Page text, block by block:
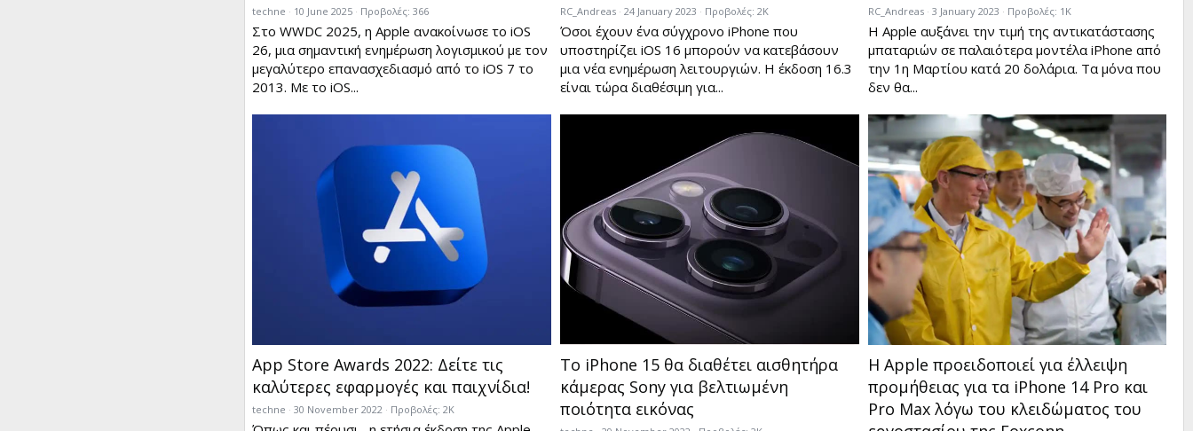
techne 10 June 2025 Προβολές: 366
Στο WWDC 2025, η Apple ανακοίνωσε το iOS
26, μια σημαντική ενημέρωση λογισμικού με τον
μεγαλύτερο επανασχεδιασμό από το iOS 7 το
2013. Με το iOS...
RC_Andreas 24 January 2023 Προβολές: 2K
Όσοι έχουν ένα σύγχρονο iPhone που
υποστηρίζει iOS 16 μπορούν να κατεβάσουν
μια νέα ενημέρωση λειτουργιών. Η έκδοση 16.3
είναι τώρα διαθέσιμη για...
RC_Andreas 3 January 2023 Προβολές: 1K
Η Apple αυξάνει την τιμή της αντικατάστασης
μπαταριών σε παλαιότερα μοντέλα iPhone από
την 1η Μαρτίου κατά 20 δολάρια. Τα μόνα που
δεν θα...
App Store Awards 2022: Δείτε τις
καλύτερες εφαρμογές και παιχνίδια!
techne 30 November 2022 Προβολές: 2K
Το iPhone 15 θα διαθέτει αισθητήρα
κάμερας Sony για βελτιωμένη
ποιότητα εικόνας
Η Apple προειδοποιεί για έλλειψη
προμήθειας για τα iPhone 14 Pro και
Pro Max λόγω του κλειδώματος του